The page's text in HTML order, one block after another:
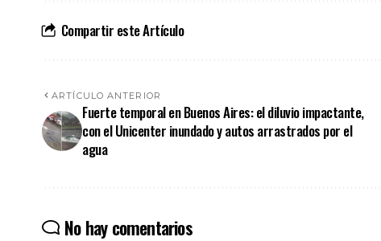
Compartir este Artículo
ARTÍCULO ANTERIOR
Fuerte temporal en Buenos Aires: el diluvio impactante,
con el Unicenter inundado y autos arrastrados por el
agua
No hay comentarios